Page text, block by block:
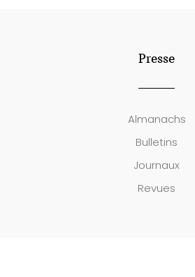
Presse
Almanachs
Bulletins
Journaux
Revues